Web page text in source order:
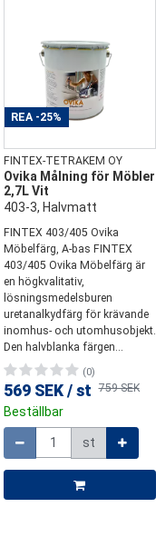
REA -25%
FINTEX-TETRAKEM OY
Ovika Målning för Möbler
2,7L Vit
403-3, Halvmatt
FINTEX 403/405 Ovika
Möbelfärg, A-bas FINTEX
403/405 Ovika Möbelfärg är
en högkvalitativ,
lösningsmedelsburen
uretanalkydfärg för krävande
inomhus- och utomhusobjekt.
Den halvblanka färgen...
(0)
569 SEK / st 759 SEK
Beställbar
st